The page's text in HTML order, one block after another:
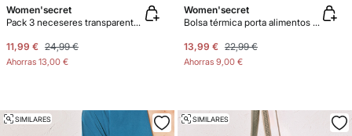
Women'secret
Pack 3 neceseres transparente y estampados
11,99 € 24,99 €
Ahorras 13,00 €
Women'secret
Bolsa térmica porta alimentos SmileyWorld®
13,99 € 22,99 €
Ahorras 9,00 €
SIMILARES SIMILARES